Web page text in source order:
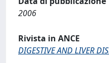
2006
Rivista in ANCE
DIGESTIVE AND LIVER